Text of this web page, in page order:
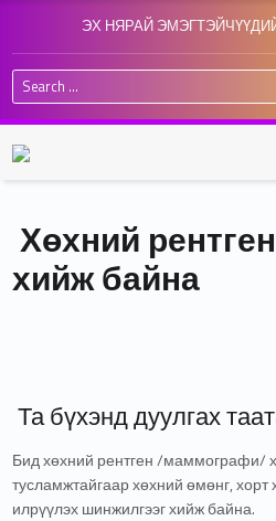
ЭХ НЯРАЙ
Search for:
Хөхний
хийж байна
Та бүхэнд дуулгах
Бид хөхний рентген /маммографи/
тусламжтайгаар хөхний өмөнг, хорт
илрүүлэх шинжилгээг хийж байна.